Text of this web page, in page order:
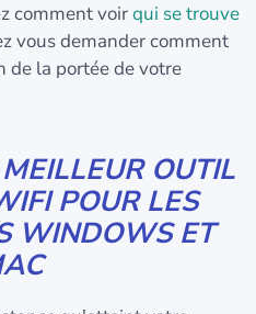
comment voirqui se trouve
vous demander comment
de la portée de votre
OUTIL
POUR LES
WINDOWS ET